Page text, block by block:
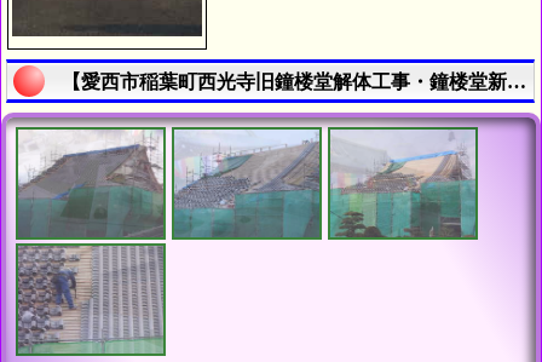
【愛西市稲葉町西光寺旧鐘楼堂解体工事・鐘楼堂新築工事 - 令和７年８月-９月 | 寺院・お寺の建築工事履歴写真】の説明終了